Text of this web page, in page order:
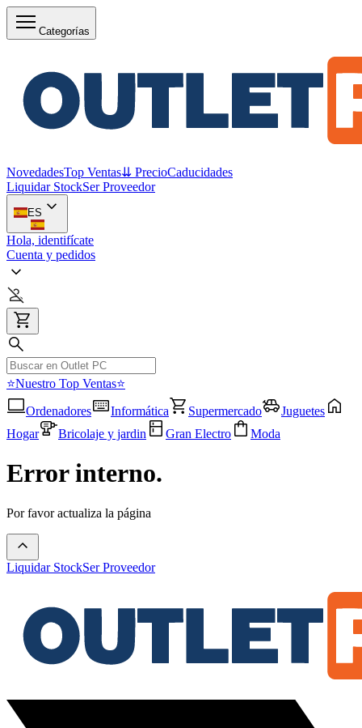
Categorías
NovedadesTop Ventas⇊ PrecioCaducidades
Liquidar StockSer Proveedor
ES
Hola, identifícate
Cuenta y pedidos
⭐Nuestro Top Ventas⭐
Ordenadores
Informática Supermercado
Juguetes
Hogar
Bricolaje y jardin Gran Electro Moda
Error interno.
Por favor actualiza la página
Liquidar StockSer Proveedor